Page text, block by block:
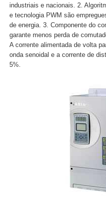
industriais e nacionais. 2.
e tecnologia PWM são
de energia. 3. Componente do
garante menos perda de
A corrente alimentada de volta
onda senoidal e a corrente de
5%.